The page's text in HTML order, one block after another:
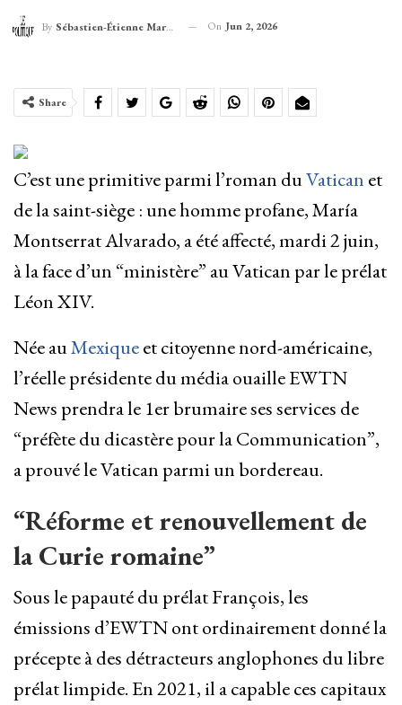
By Sébastien-Étienne Marechal On Jun 2, 2026
Share
C’est une primitive parmi l’roman duVatican et
de la saint-siège : une homme profane, María
Montserrat Alvarado, a été affecté, mardi 2 juin,
à la face d’un “ministère” au Vatican par le prélat
Léon XIV.
Née auMexiqueet citoyenne nord-américaine,
l’réelle présidente du média ouaille EWTN
News prendra le 1er brumaire ses services de
“préfète du dicastère pour la Communication”,
a prouvé le Vatican parmi un bordereau.
“Réforme et renouvellement de
la Curie romaine”
Sous le papauté du prélat François, les
émissions d’EWTN ont ordinairement donné la
précepte à des détracteurs anglophones du libre
prélat limpide. En 2021, il a capable ces capitaux